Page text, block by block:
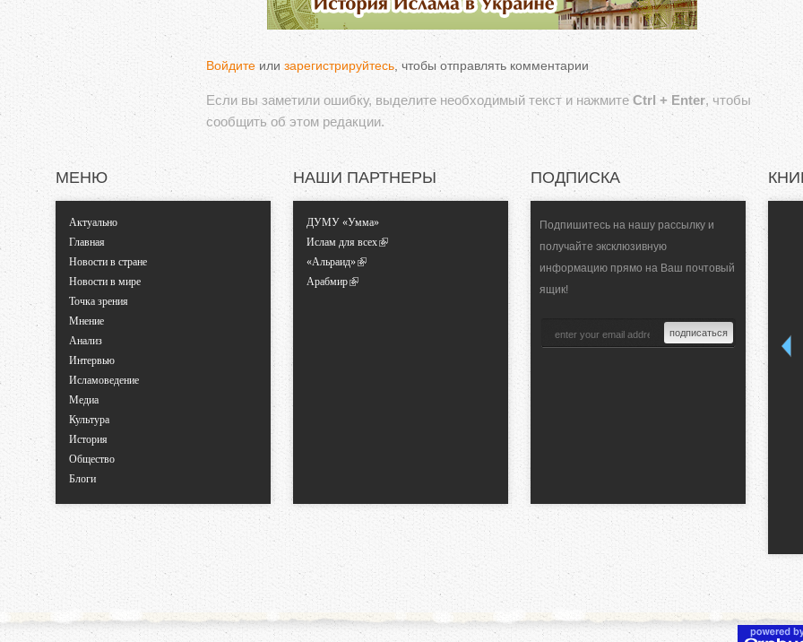
Войдите или зарегистрируйтесь, чтобы отправлять комментарии
Если вы заметили ошибку, выделите необходимый текст и нажмитеCtrl + Enter, чтобы
сообщить об этом редакции.
МЕНЮ
Актуально
Главная
Новости в стране
Новости в мире
Точка зрения
Мнение
Анализ
Интервью
Исламоведение
Медиа
Культура
История
Общество
Блоги
НАШИ ПАРТНЕРЫ
ДУМУ «Умма»
Ислам для всех
«Альраид»
Арабмир
ПОДПИСКА
Подпишитесь на нашу рассылку и
получайте эксклюзивную
информацию прямо на Ваш почтовый
ящик!